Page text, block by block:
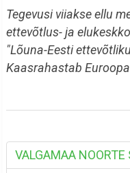
Tegevusi viiakse ellu
ettevõtlus- ja
"Lõuna-Eesti
Kaasrahastab
VALGAMAA